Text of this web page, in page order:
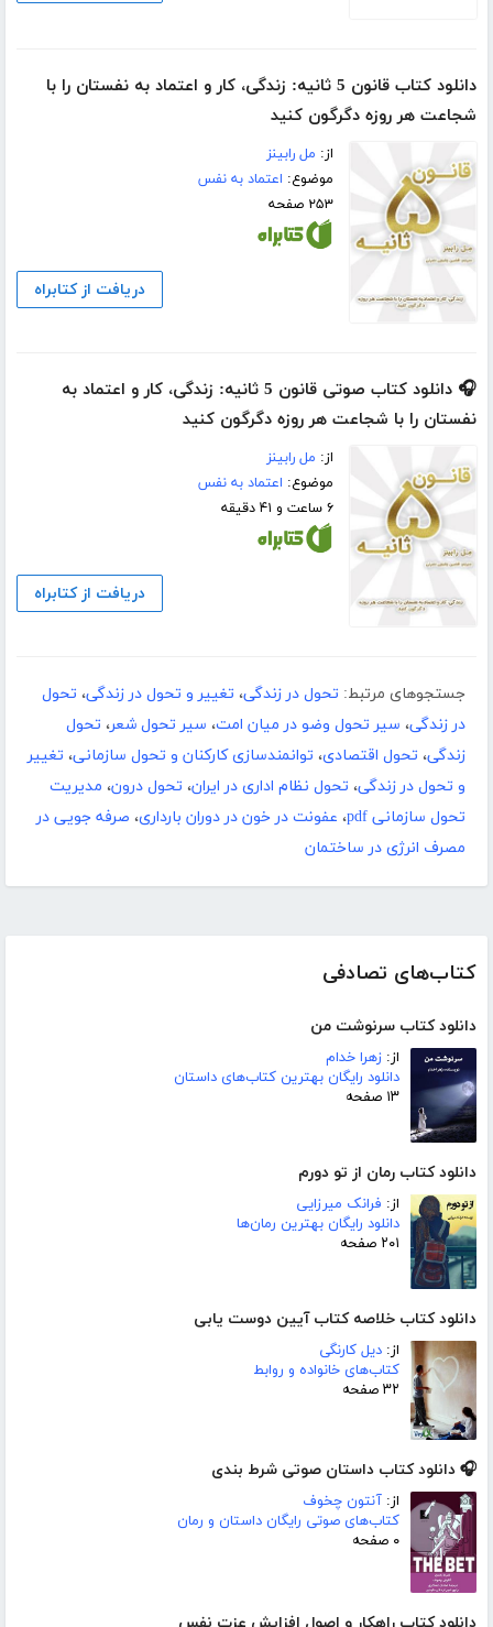
کتاب‌های تصادفی
دانلود کتاب سرنوشت من
از: زهرا خدام
دانلود رایگان بهترین کتاب‌های داستان
۱۳ صفحه
دانلود کتاب رمان از تو دورم
از: فرانک میرزایی
دانلود رایگان بهترین رمان‌ها
۲۰۱ صفحه
دانلود کتاب خلاصه کتاب آیین دوست یابی
از: دیل کارنگی
کتاب‌های خانواده و روابط
۳۲ صفحه
🎧 دانلود کتاب داستان صوتی شرط بندی
از: آنتون چخوف
کتاب‌های صوتی رایگان داستان و رمان
۰ صفحه
دانلود کتاب قانون 5 ثانیه: زندگی، کار و اعتماد به نفستان را با
شجاعت هر روزه دگرگون کنید
از: مل رابینز
موضوع: اعتماد به نفس
۲۵۳ صفحه
دریافت از کتابراه
🎧 دانلود کتاب صوتی قانون 5 ثانیه: زندگی، کار و اعتماد به
نفستان را با شجاعت هر روزه دگرگون کنید
از: مل رابینز
موضوع: اعتماد به نفس
۶ ساعت و ۴۱ دقیقه
دریافت از کتابراه
جستجوهای مرتبط: تحول در زندگی، تغییر و تحول در زندگی، تحول
در زندگی، سیر تحول وضو در میان امت، سیر تحول شعر، تحول
زندگی، تحول اقتصادی، توانمندسازی کارکنان و تحول سازمانی، تغییر
و تحول در زندگی، تحول نظام اداری در ایران، تحول درون، مدیریت
تحول سازمانی pdf
، عفونت در خون در دوران بارداری، صرفه جویی در
مصرف انرژی در ساختمان